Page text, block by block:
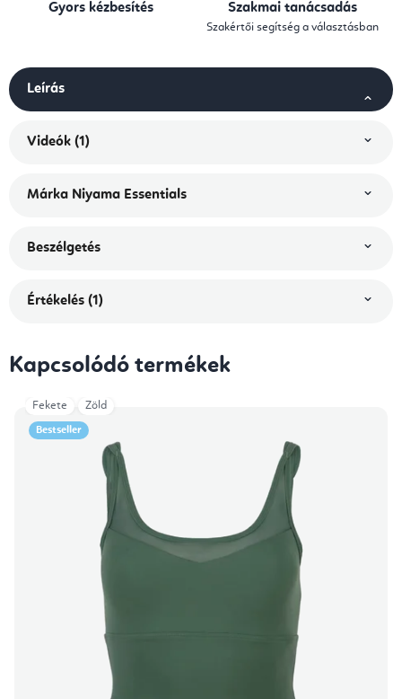
Gyors kézbesítés Szakmai tanácsadás
Szakértői segítség a választásban
Leírás
Videók (1)
Márka Niyama Essentials
Beszélgetés
Értékelés (1)
Kapcsolódó termékek
Bestseller
Fekete Zöld